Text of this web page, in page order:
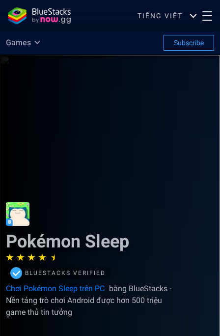
TIẾNG VIỆT
Games Subscribe
Pokémon Sleep
BLUESTACKS VERIFIED
Chơi Pokémon Sleep trên PC bằng BlueStacks -
Nền tảng trò chơi Android được hơn 500 triệu
game thủ tin tưởng